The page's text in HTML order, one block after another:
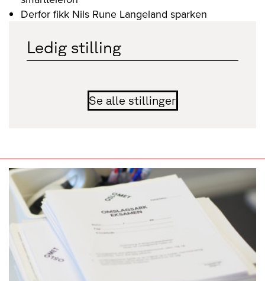
Ledig stilling
Se alle stillinger
Derfor fikk Nils Rune Langeland sparken